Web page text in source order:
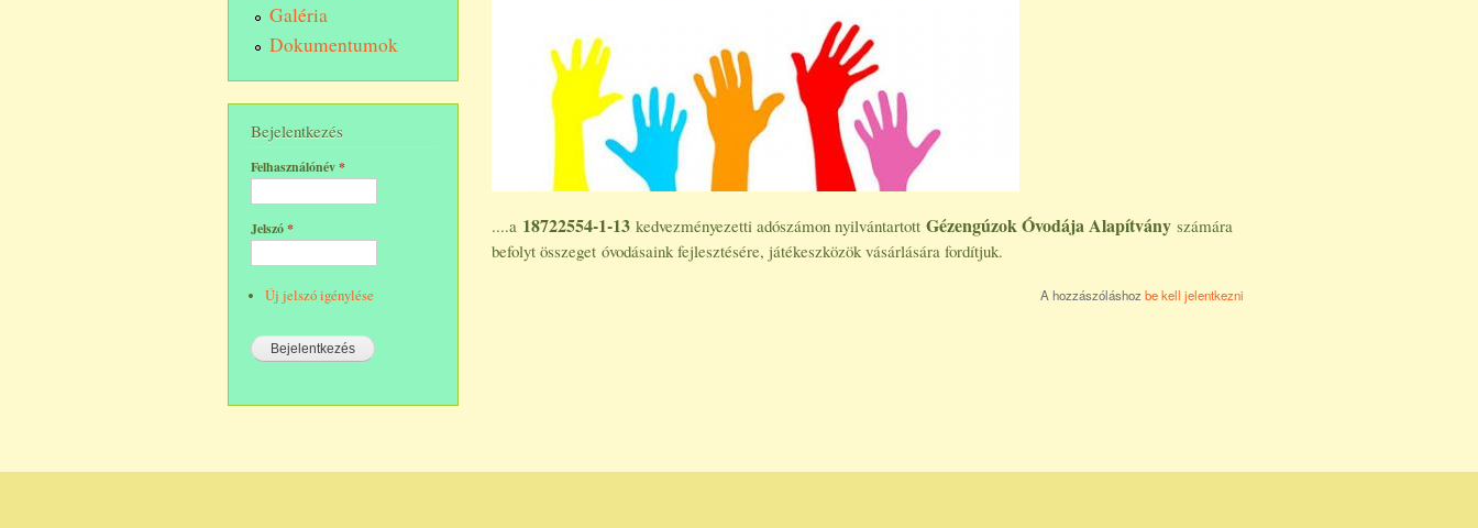
Galéria
Dokumentumok
Bejelentkezés
Felhasználónév*
Jelszó*
Új jelszó igénylése
....a 18722554-1-13 kedvezményezetti adószámon nyilvántartott Gézengúzok Óvodája Alapítvány számára
befolyt összeget óvodásaink fejlesztésére, játékeszközök vásárlására fordítjuk.
A hozzászóláshozbe kell jelentkezni